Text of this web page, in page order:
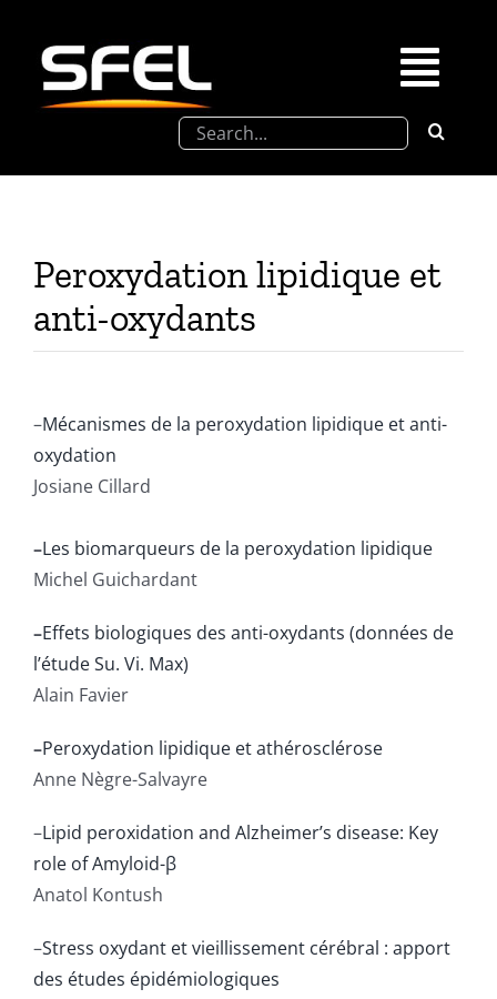
contenu
Prix de Thèse SFEL
Partenariats
Rechercher:
Peroxydation lipidique et
anti-oxydants
–Mécanismes de la peroxydation lipidique et anti-
oxydation
Josiane Cillard
–Les biomarqueurs de la peroxydation lipidique
Michel Guichardant
–Effets biologiques des anti-oxydants (données de
l’étude Su. Vi. Max)
Alain Favier
–Peroxydation lipidique et athérosclérose
Anne Nègre-Salvayre
–Lipid peroxidation and Alzheimer’s disease: Key
role of Amyloid-β
Anatol Kontush
–Stress oxydant et vieillissement cérébral : apport
des études épidémiologiques